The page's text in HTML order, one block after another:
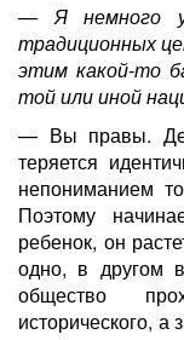
— Я немного
традиционных
этим какой-то
той или иной
— Вы правы.
теряется
непониманием
Поэтому
ребенок, он
одно, в другом
общество
исторического, а